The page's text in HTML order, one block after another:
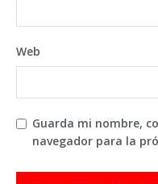
Web
Guarda mi nombre,
navegador para la